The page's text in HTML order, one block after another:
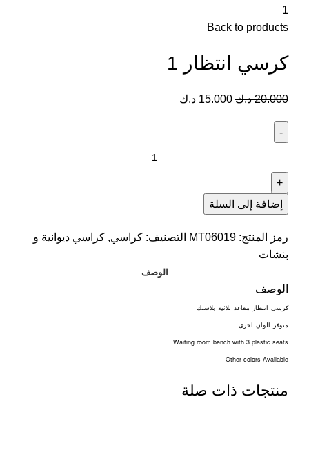
1
Back to products
كرسي انتظار 1
20.000 د.ك 15.000 د.ك
إضافة إلى السلة
رمز المنتج: MT06019 التصنيف: كراسي, كراسي ديوانية و
بنشات
الوصف
الوصف
كرسي انتظار مقاعد ثلاثية بلاستك
متوفر الوان اخرى
Waiting room bench with 3 plastic seats
Other colors Available
منتجات ذات صلة